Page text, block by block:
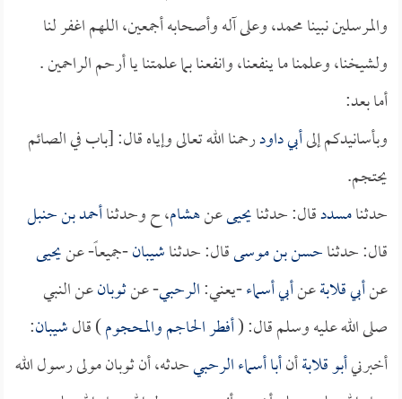
والمرسلين نبينا محمد، وعلى آله وأصحابه أجمعين، اللهم اغفر لنا
ولشيخنا، وعلمنا ما ينفعنا، وانفعنا بما علمتنا يا أرحم الراحمين .
أما بعد:
وبأسانيدكم إلىأبي داودرحمنا الله تعالى وإياه قال: [باب في الصائم
يحتجم.
حدثنامسددقال: حدثنايحيىعنهشام، ح وحدثناأحمد بن حنبل
قال: حدثناحسن بن موسىقال: حدثناشيبان-جميعاً- عنيحيى
عنأبي قلابةعنأبي أسماء-يعني:الرحبي- عنثوبانعن النبي
صلى الله عليه وسلم قال: (أفطر الحاجم والمحجوم) قالشيبان:
أخبرنيأبو قلابةأنأبا أسماء الرحبيحدثه، أن ثوبان مولى رسول الله